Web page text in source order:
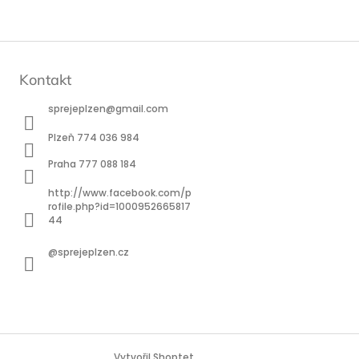
Kontakt
sprejeplzen@gmail.com
Plzeň 774 036 984
Praha 777 088 184
http://www.facebook.com/p
rofile.php?id=1000952665817
44
@sprejeplzen.cz